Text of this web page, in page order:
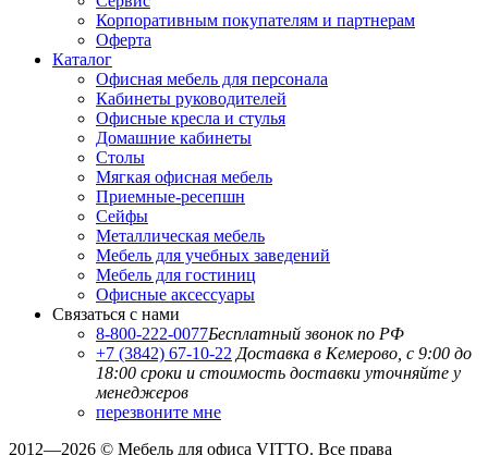
Корпоративным покупателям и партнерам
Оферта
Каталог
Офисная мебель для персонала
Кабинеты руководителей
Офисные кресла и стулья
Домашние кабинеты
Столы
Мягкая офисная мебель
Приемные-ресепшн
Сейфы
Металлическая мебель
Мебель для учебных заведений
Мебель для гостиниц
Офисные аксессуары
Связаться с нами
8-800-222-0077Бесплатный звонок по РФ
+7 (3842) 67-10-22 Доставка в Кемерово, с 9:00 до
18:00 сроки и стоимость доставки уточняйте у
менеджеров
перезвоните мне
2012—2026 © Мебель для офиса VITTO. Все права